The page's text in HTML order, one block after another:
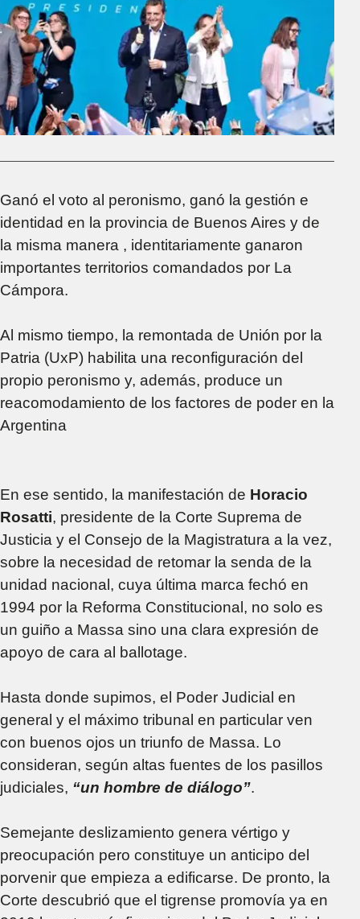
Ganó el voto al peronismo, ganó la gestión e
identidad en la provincia de Buenos Aires y de
la misma manera , identitariamente ganaron
importantes territorios comandados por La
Cámpora.
Al mismo tiempo, la remontada de Unión por la
Patria (UxP) habilita una reconfiguración del
propio peronismo y, además, produce un
reacomodamiento de los factores de poder en la
Argentina
En ese sentido, la manifestación de Horacio
Rosatti, presidente de la Corte Suprema de
Justicia y el Consejo de la Magistratura a la vez,
sobre la necesidad de retomar la senda de la
unidad nacional, cuya última marca fechó en
1994 por la Reforma Constitucional, no solo es
un guiño a Massa sino una clara expresión de
apoyo de cara al ballotage.
Hasta donde supimos, el Poder Judicial en
general y el máximo tribunal en particular ven
con buenos ojos un triunfo de Massa. Lo
consideran, según altas fuentes de los pasillos
judiciales, “un hombre de diálogo”.
Semejante deslizamiento genera vértigo y
preocupación pero constituye un anticipo del
porvenir que empieza a edificarse. De pronto, la
Corte descubrió que el tigrense promovía ya en